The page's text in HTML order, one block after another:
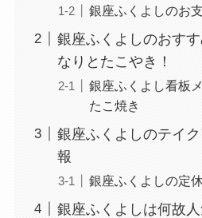
銀座ふくよしのお
銀座ふくよしのおす
なりとたこやき！
銀座ふくよし看板
たこ焼き
銀座ふくよしのテイ
報
銀座ふくよしの定
銀座ふくよしは何故人